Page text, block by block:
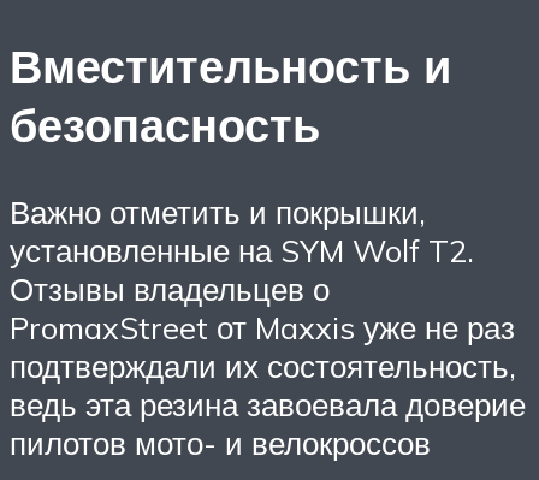
Вместительность и
безопасность
Важно отметить и покрышки,
установленные на SYM Wolf T2.
Отзывы владельцев о
PromaxStreet от Maxxis уже не раз
подтверждали их состоятельность,
ведь эта резина завоевала доверие
пилотов мото- и велокроссов